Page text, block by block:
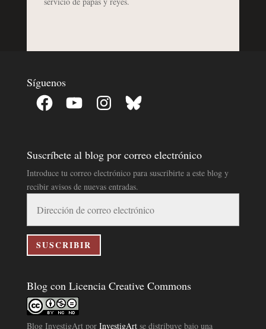
Síguenos
Facebook YouTube InstagramBluesky
Suscríbete al blog por correo electrónico
Introduce tu correo electrónico para suscribirte a este blog y
recibir avisos de nuevas entradas.
correo
electrónico
SUSCRIBIR
Blog con Licencia Creative Commons
Blog InvestigArtpor InvestigArtse distribuye bajo una